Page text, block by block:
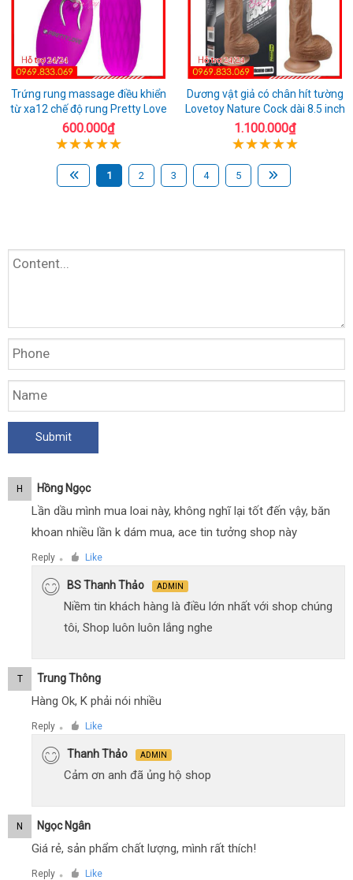
Trứng rung massage điều khiển
từ xa12 chế độ rung Pretty Love
600.000₫
Dương vật giả có chân hít tường
Lovetoy Nature Cock dài 8.5 inch
1.100.000₫
1 2 3 4 5
H Hồng Ngọc
Lần dầu mình mua loai này, không nghĩ lại tốt đến vậy, băn
khoan nhiều lần k dám mua, ace tin tưởng shop này
Reply ● Like
BS Thanh Thảo ADMIN
Niềm tin khách hàng là điều lớn nhất với shop chúng
tôi, Shop luôn luôn lắng nghe
T Trung Thông
Hàng Ok, K phải nói nhiều
Reply ● Like
Thanh Thảo ADMIN
Cảm ơn anh đã ủng hộ shop
N Ngọc Ngân
Giá rẻ, sản phẩm chất lượng, mình rất thích!
Reply ● Like